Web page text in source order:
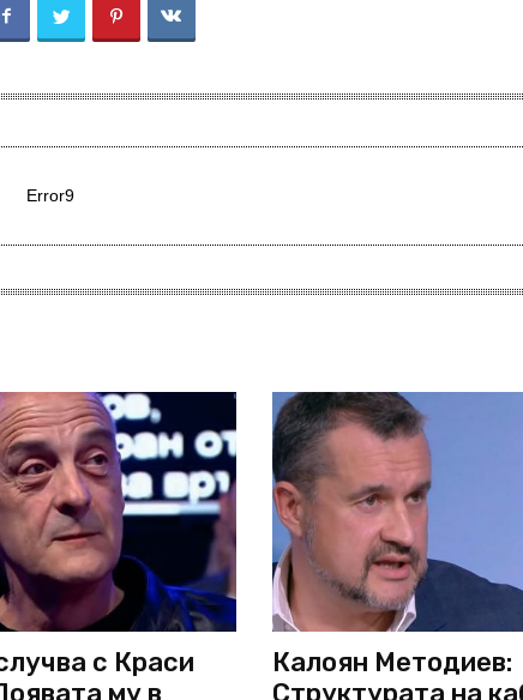
Error9
с Краси
Калоян Методиев: